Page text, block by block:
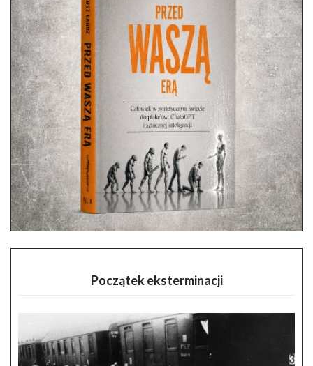
Początek eksterminacji